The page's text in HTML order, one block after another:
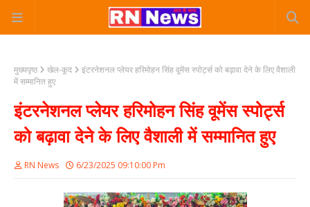
मुख्यपृष्ठ खेल-कूद
इंटरनेशनल प्लेयर हरिमोहन सिंह वूमेंस स्पोर्ट्स को बढ़ावा देने के लिए वैशाली
में सम्मानित हुए
इंटरनेशनल प्लेयर हरिमोहन सिंह वूमेंस स्पोर्ट्स
को बढ़ावा देने के लिए वैशाली में सम्मानित हुए
RN News 6/23/2025 09:10:00 Pm